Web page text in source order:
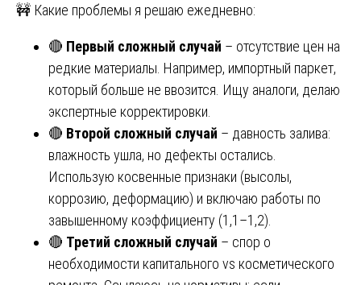
🚧 Какие проблемы я решаю ежедневно:
🔴 Первый сложный случай – отсутствие цен на
редкие материалы. Например, импортный паркет,
который больше не ввозится. Ищу аналоги, делаю
экспертные корректировки.
🔴 Второй сложный случай – давность залива:
влажность ушла, но дефекты остались.
Использую косвенные признаки (высолы,
коррозию, деформацию) и включаю работы по
завышенному коэффициенту (1,1–1,2).
🔴 Третий сложный случай – спор о
необходимости капитального vs косметического